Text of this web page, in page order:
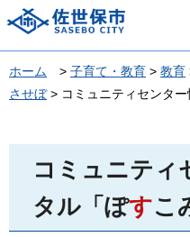
佐世保市
ホーム > 子育て・教育 > 教育
させぼ> コミュニティセンター
コミュニティ
タル「ぽすこ